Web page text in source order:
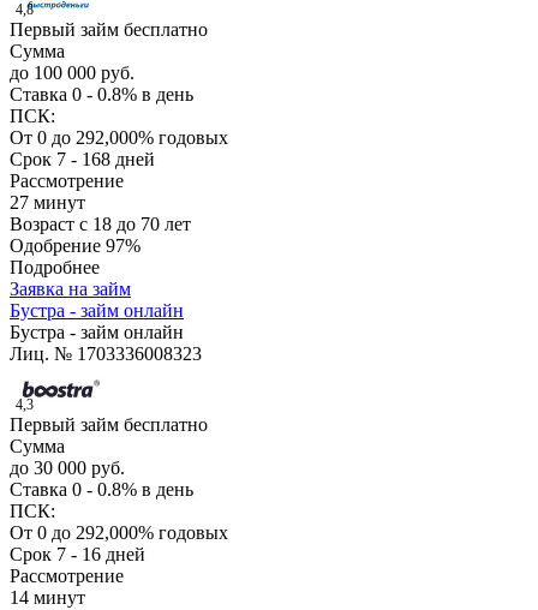
4,8
Первый займ бесплатно
Сумма
до 100 000 руб.
Ставка 0 - 0.8% в день
ПСК:
От 0 до 292,000% годовых
Срок 7 - 168 дней
Рассмотрение
27 минут
Возраст с 18 до 70 лет
Одобрение 97%
Подробнее
Заявка на займ
Бустра - займ онлайн
Бустра - займ онлайн
Лиц. № 1703336008323
4,3
Первый займ бесплатно
Сумма
до 30 000 руб.
Ставка 0 - 0.8% в день
ПСК:
От 0 до 292,000% годовых
Срок 7 - 16 дней
Рассмотрение
14 минут